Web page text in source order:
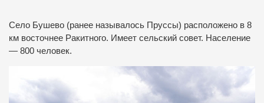
Село Бушево (ранее называлось Пруссы) расположено в 8
км восточнее Ракитного. Имеет сельский совет. Население
— 800 человек.